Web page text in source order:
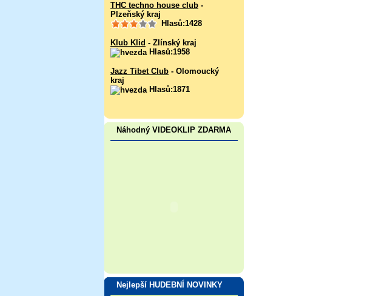
THC techno house club -
Plzeňský kraj
Hlasů:1428
Klub Klid - Zlínský kraj
Hlasů:1958
Jazz Tibet Club - Olomoucký
kraj
Hlasů:1871
Náhodný VIDEOKLIP ZDARMA
Nejlepší HUDEBNÍ NOVINKY